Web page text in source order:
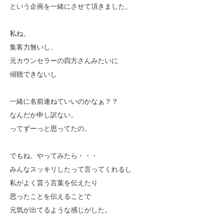
という企画を一緒にさせて頂きました。
私ね。
集客力無いし、
元カウンセラーの四方さんみたいに
傾聴できないし
一緒に名前連ねていいのかなぁ？？
なんだか申し訳ない。
ってずーっと思ってたの。
でもね。やってみたら・・・
みんなスッキリしたって言ってくれるし
私がよく貰う言葉を伝えたり
思ったことを伝えることで
元気が出てるような感じがした。